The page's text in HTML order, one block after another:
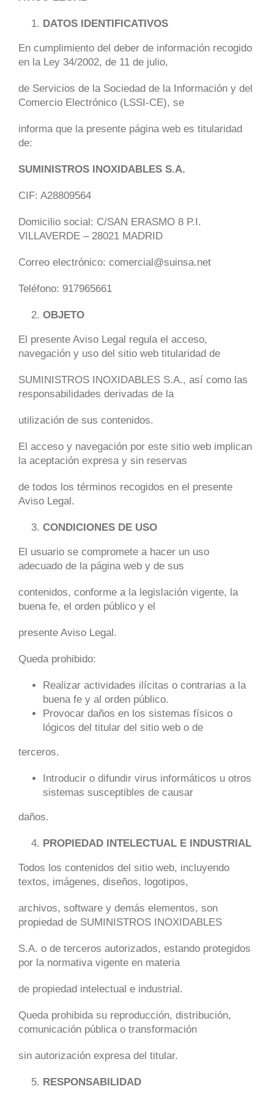
DATOS IDENTIFICATIVOS
En cumplimiento del deber de información recogido
en la Ley 34/2002, de 11 de julio,
de Servicios de la Sociedad de la Información y del
Comercio Electrónico (LSSI-CE), se
informa que la presente página web es titularidad
de:
SUMINISTROS INOXIDABLES S.A.
CIF: A28809564
Domicilio social: C/SAN ERASMO 8 P.I.
VILLAVERDE – 28021 MADRID
Correo electrónico: comercial@suinsa.net
Teléfono: 917965661
OBJETO
El presente Aviso Legal regula el acceso,
navegación y uso del sitio web titularidad de
SUMINISTROS INOXIDABLES S.A., así como las
responsabilidades derivadas de la
utilización de sus contenidos.
El acceso y navegación por este sitio web implican
la aceptación expresa y sin reservas
de todos los términos recogidos en el presente
Aviso Legal.
CONDICIONES DE USO
El usuario se compromete a hacer un uso
adecuado de la página web y de sus
contenidos, conforme a la legislación vigente, la
buena fe, el orden público y el
presente Aviso Legal.
Queda prohibido:
Realizar actividades ilícitas o contrarias a la
buena fe y al orden público.
Provocar daños en los sistemas físicos o
lógicos del titular del sitio web o de
terceros.
Introducir o difundir virus informáticos u otros
sistemas susceptibles de causar
daños.
PROPIEDAD INTELECTUAL E INDUSTRIAL
Todos los contenidos del sitio web, incluyendo
textos, imágenes, diseños, logotipos,
archivos, software y demás elementos, son
propiedad de SUMINISTROS INOXIDABLES
S.A. o de terceros autorizados, estando protegidos
por la normativa vigente en materia
de propiedad intelectual e industrial.
Queda prohibida su reproducción, distribución,
comunicación pública o transformación
sin autorización expresa del titular.
RESPONSABILIDAD